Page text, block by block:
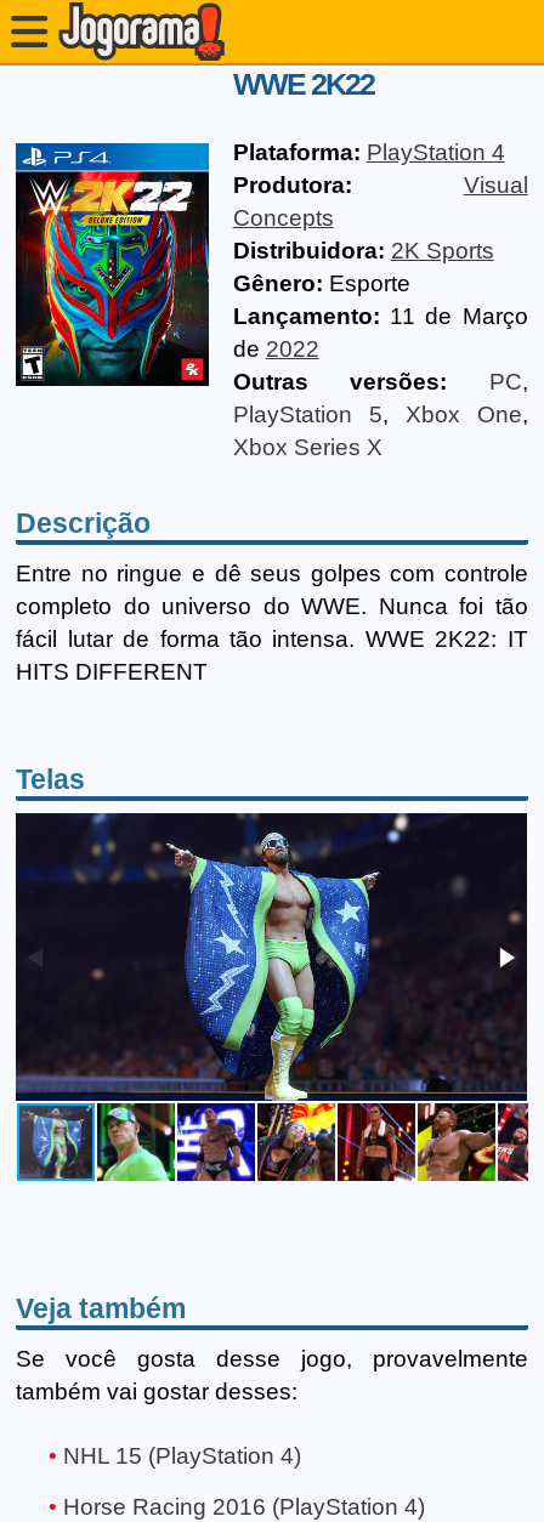
WWE 2K22
Plataforma: PlayStation 4
Produtora:
Visual
Concepts
Distribuidora: 2K Sports
Gênero: Esporte
Lançamento: 11 de Março
de 2022
Outras versões:
PC,
PlayStation 5, Xbox One,
Xbox Series X
Descrição
Entre no ringue e dê seus golpes com controle
completo do universo do WWE. Nunca foi tão
fácil lutar de forma tão intensa. WWE 2K22: IT
HITS DIFFERENT
Telas
Veja também
Se você gosta desse jogo, provavelmente
também vai gostar desses:
NHL 15 (PlayStation 4)
Horse Racing 2016 (PlayStation 4)